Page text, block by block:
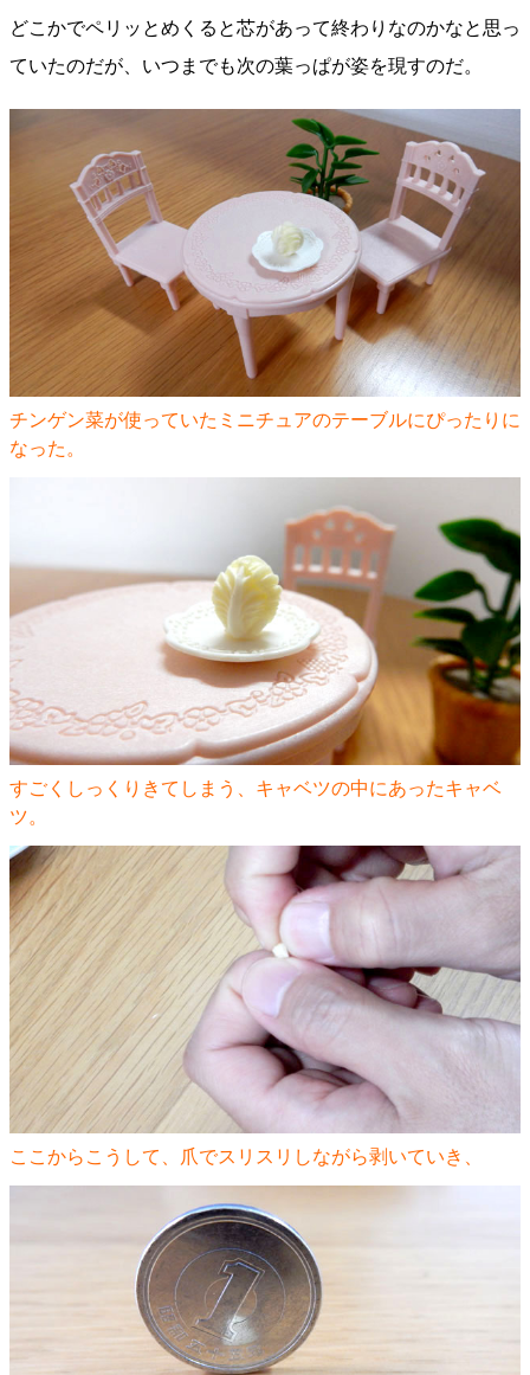
どこかでペリッとめくると芯があって終わりなのかなと思っ
ていたのだが、いつまでも次の葉っぱが姿を現すのだ。
チンゲン菜が使っていたミニチュアのテーブルにぴったりに
なった。
すごくしっくりきてしまう、キャベツの中にあったキャベ
ツ。
ここからこうして、爪でスリスリしながら剥いていき、